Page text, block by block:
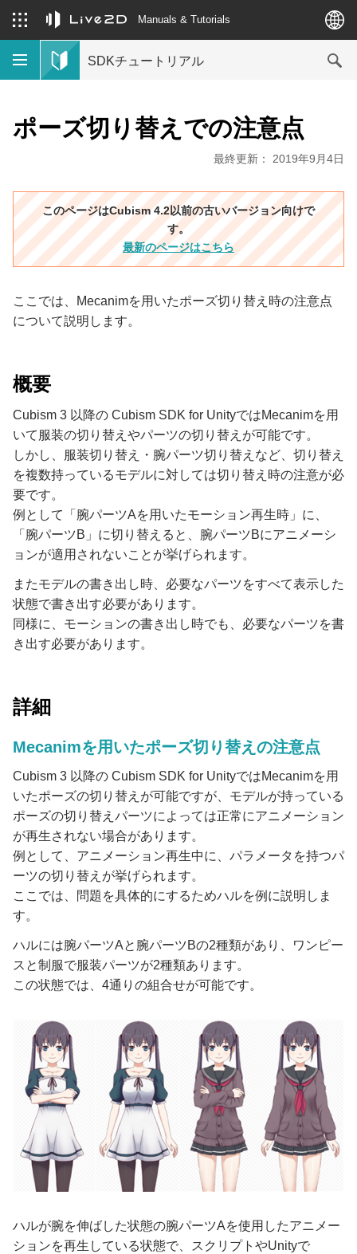
Manuals & Tutorials
SDKチュートリアル
ポーズ切り替えでの注意点
最終更新： 2019年9月4日
このページはCubism 4.2以前の古いバージョン向けで
す。
最新のページはこちら
ここでは、Mecanimを用いたポーズ切り替え時の注意点
について説明します。
概要
Cubism 3 以降の Cubism SDK for UnityではMecanimを用
いて服装の切り替えやパーツの切り替えが可能です。
しかし、服装切り替え・腕パーツ切り替えなど、切り替え
を複数持っているモデルに対しては切り替え時の注意が必
要です。
例として「腕パーツAを用いたモーション再生時」に、
「腕パーツB」に切り替えると、腕パーツBにアニメーシ
ョンが適用されないことが挙げられます。
またモデルの書き出し時、必要なパーツをすべて表示した
状態で書き出す必要があります。
同様に、モーションの書き出し時でも、必要なパーツを書
き出す必要があります。
詳細
Mecanimを用いたポーズ切り替えの注意点
Cubism 3 以降の Cubism SDK for UnityではMecanimを用
いたポーズの切り替えが可能ですが、モデルが持っている
ポーズの切り替えパーツによっては正常にアニメーション
が再生されない場合があります。
例として、アニメーション再生中に、パラメータを持つパ
ーツの切り替えが挙げられます。
ここでは、問題を具体的にするためハルを例に説明しま
す。
ハルには腕パーツAと腕パーツBの2種類があり、ワンピー
スと制服で服装パーツが2種類あります。
この状態では、4通りの組合せが可能です。
ハルが腕を伸ばした状態の腕パーツAを使用したアニメー
ションを再生している状態で、スクリプトやUnityで